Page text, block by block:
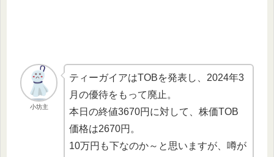
小坊主
ティーガイアはTOBを発表し、2024年3
月の優待をもって廃止。
本日の終値3670円に対して、株価TOB
価格は2670円。
10万円も下なのか～と思いますが、噂が